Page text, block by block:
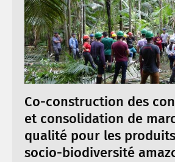
Co-construction des
et consolidation de
qualité pour les
socio-biodiversité